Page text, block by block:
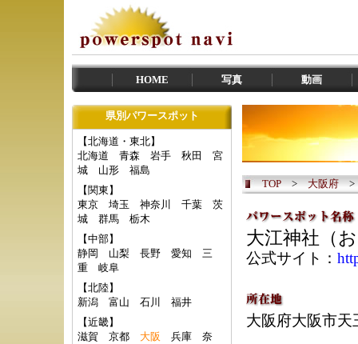
HOME 写真 動画
県別パワースポット
【北海道・東北】
北海道
青森 岩手 秋田
宮
城
山形
福島
【関東】
東京
埼玉 神奈川 千葉
茨
城
群馬
栃木
【中部】
静岡
山梨 長野 愛知
三
重
岐阜
【北陸】
新潟
富山 石川
福井
【近畿】
滋賀
京都 大阪 兵庫
奈
TOP>大阪府
大江神社（
公式サイト：
大阪府大阪市